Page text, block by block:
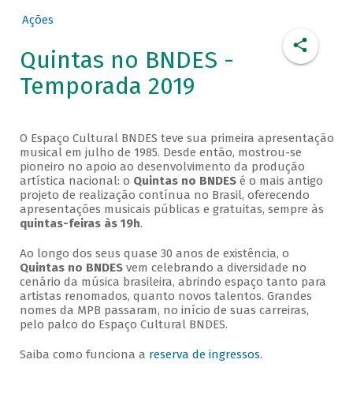
Ações
Quintas no BNDES -
Temporada 2019
O Espaço Cultural BNDES teve sua primeira apresentação
musical em julho de 1985. Desde então, mostrou-se
pioneiro no apoio ao desenvolvimento da produção
artística nacional: o Quintas no BNDESé o mais antigo
projeto de realização contínua no Brasil, oferecendo
apresentações musicais públicas e gratuitas, sempre às
quintas-feiras às 19h.
Ao longo dos seus quase 30 anos de existência, o
Quintas no BNDESvem celebrando a diversidade no
cenário da música brasileira, abrindo espaço tanto para
artistas renomados, quanto novos talentos. Grandes
nomes da MPB passaram, no início de suas carreiras,
pelo palco do Espaço Cultural BNDES.
Saiba como funciona a reserva de ingressos.